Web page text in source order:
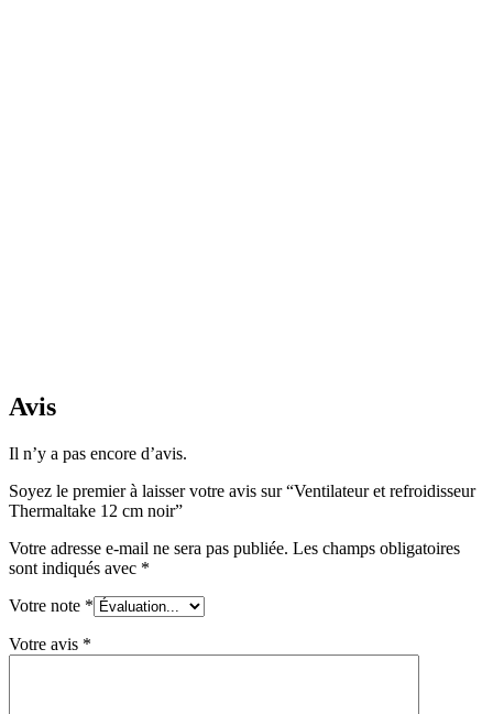
Avis
Il n’y a pas encore d’avis.
Soyez le premier à laisser votre avis sur “Ventilateur et refroidisseur
Thermaltake 12 cm noir”
Votre adresse e-mail ne sera pas publiée. Les champs obligatoires
sont indiqués avec *
Votre note *
Votre avis *